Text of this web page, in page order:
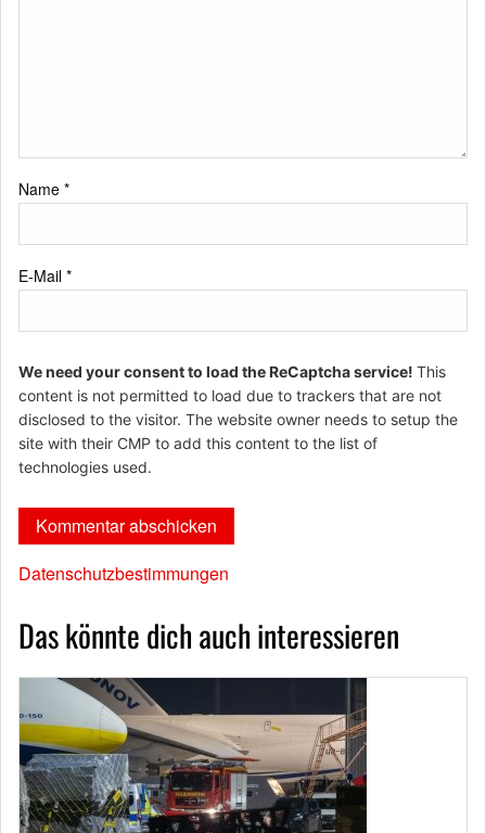
Name *
E-Mail *
We need your consent to load the ReCaptcha service! This
content is not permitted to load due to trackers that are not
disclosed to the visitor. The website owner needs to setup the
site with their CMP to add this content to the list of
technologies used.
Datenschutzbestimmungen
Das könnte dich auch interessieren